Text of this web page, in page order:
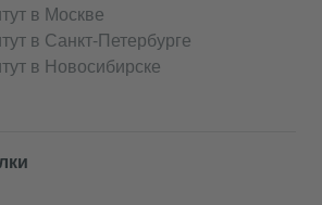
в Москве
в Санкт-Петербурге
в Новосибирске